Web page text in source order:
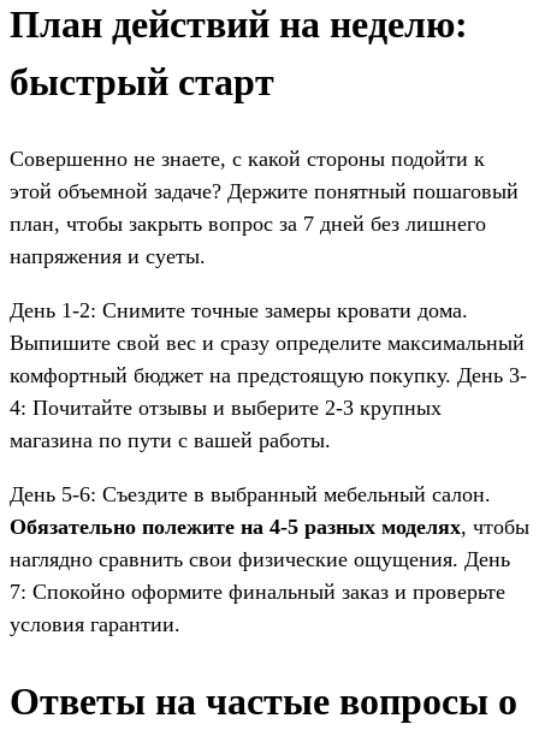
План действий на неделю:
быстрый старт
Совершенно не знаете, с какой стороны подойти к
этой объемной задаче? Держите понятный пошаговый
план, чтобы закрыть вопрос за 7 дней без лишнего
напряжения и суеты.
День 1-2: Снимите точные замеры кровати дома.
Выпишите свой вес и сразу определите максимальный
комфортный бюджет на предстоящую покупку. День 3-
4: Почитайте отзывы и выберите 2-3 крупных
магазина по пути с вашей работы.
День 5-6: Съездите в выбранный мебельный салон.
Обязательно полежите на 4-5 разных моделях, чтобы
наглядно сравнить свои физические ощущения. День
7: Спокойно оформите финальный заказ и проверьте
условия гарантии.
Ответы на частые вопросы о